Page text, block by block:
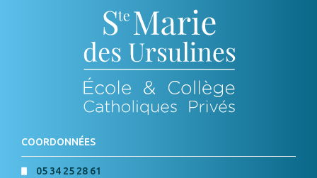
COORDONNÉES
05 34 25 28 61